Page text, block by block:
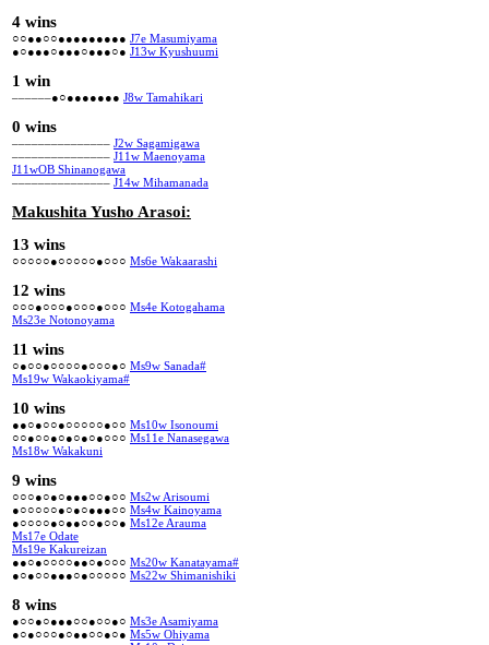
4 wins
○○●●○○●●●●●●●●● J7e Masumiyama
●○●●●○●●●○●●●○● J13w Kyushuumi
1 win
––––––●○●●●●●●● J8w Tamahikari
0 wins
––––––––––––––– J2w Sagamigawa
––––––––––––––– J11w Maenoyama
J11wOB Shinanogawa
––––––––––––––– J14w Mihamanada
Makushita Yusho Arasoi:
13 wins
○○○○○●○○○○○●○○○ Ms6e Wakaarashi
12 wins
○○○●○○○●○○○●○○○ Ms4e Kotogahama
Ms23e Notonoyama
11 wins
○●○○●○○○○●○○○●○ Ms9w Sanada#
Ms19w Wakaokiyama#
10 wins
●●○●○○●○○○○○●○○ Ms10w Isonoumi
○○●○○●○●○●○●○○○ Ms11e Nanasegawa
Ms18w Wakakuni
9 wins
○○○●○●○●●●○○●○○ Ms2w Arisoumi
●○○○○○●○●○●●●○○ Ms4w Kainoyama
●○○○○●○●●○○●○○● Ms12e Arauma
Ms17e Odate
Ms19e Kakureizan
●●○●○○○○●●○●○○○ Ms20w Kanatayama#
●○●○○●●●○●○○○○○ Ms22w Shimanishiki
8 wins
●○○●○●●●○○●○○●○ Ms3e Asamiyama
●○●○○○●○●●○○●○● Ms5w Ohiyama